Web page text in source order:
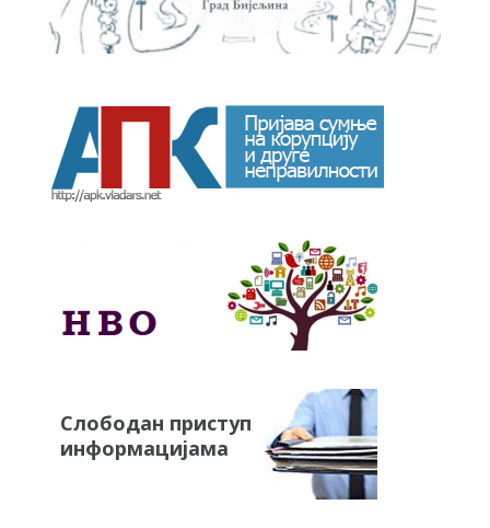
Слободан приступ
информацијама